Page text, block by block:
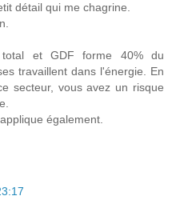
détail qui me chagrine.
total et GDF forme 40% du
travaillent dans l'énergie. En
secteur, vous avez un risque
également.